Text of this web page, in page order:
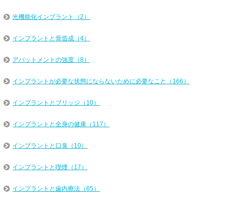
光機能化インプラント（2）
インプラントと骨造成（4）
アバットメントの強度（8）
インプラントが必要な状態にならないために必要なこと（166）
インプラントとブリッジ（10）
インプラントと全身の健康（117）
インプラントと口臭（10）
インプラントと喫煙（17）
インプラントと歯内療法（65）